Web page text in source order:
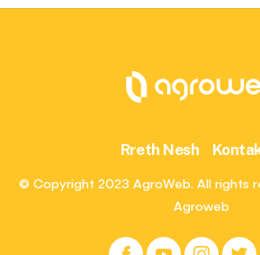
Rreth Nesh
© Copyright 2023 AgroWeb. All rights
Agroweb